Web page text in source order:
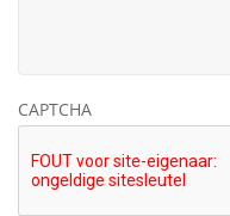
CAPTCHA